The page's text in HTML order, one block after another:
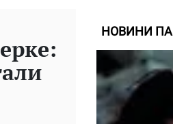
НОВИНИ